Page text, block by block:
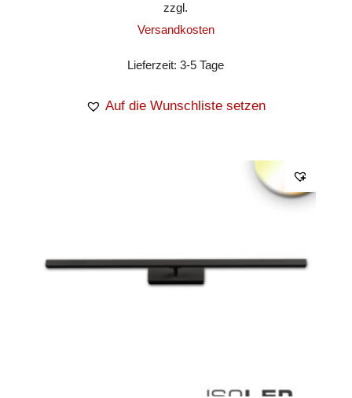
zzgl.
Versandkosten
Lieferzeit:3-5 Tage
Auf die Wunschliste setzen